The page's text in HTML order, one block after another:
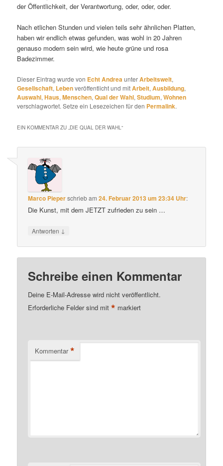
der Öffentlichkeit, der Verantwortung, oder, oder, oder.
Nach etlichen Stunden und vielen teils sehr ähnlichen Platten,
haben wir endlich etwas gefunden, was wohl in 20 Jahren
genauso modern sein wird, wie heute grüne und rosa
Badezimmer.
Dieser Eintrag wurde von Echt Andrea unterArbeitswelt,
Gesellschaft, Lebenveröffentlicht und mitArbeit,Ausbildung,
Auswahl,Haus,Menschen,Qual der Wahl,Studium,Wohnen
verschlagwortet. Setze ein Lesezeichen für den Permalink.
EIN KOMMENTAR ZU „ DIE QUAL DER WAHL“
Marco Pieperschriebam24. Februar 2013 um 23:34 Uhr:
Die Kunst, mit dem JETZT zufrieden zu sein …
Antworten ↓
Schreibe einen Kommentar
Deine E-Mail-Adresse wird nicht veröffentlicht.
Erforderliche Felder sind mit* markiert
Kommentar *